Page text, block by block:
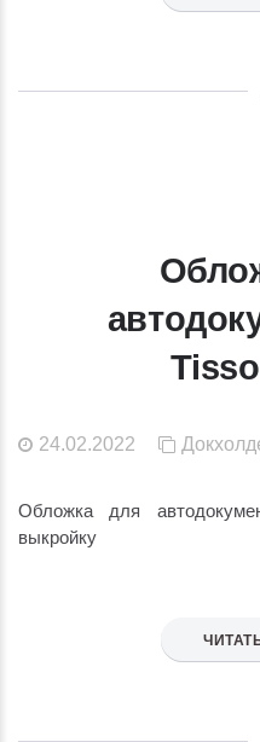
24.02.2022
Обложка для
выкройку